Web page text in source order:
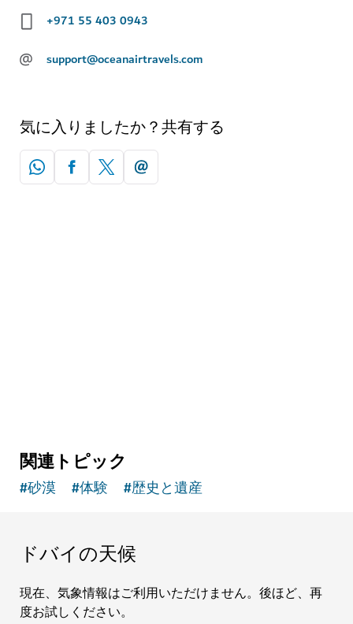
+971 55 403 0943
@ support@oceanairtravels.com
気に入りましたか？共有する
関連トピック
#砂漠 #体験 #歴史と遺産
ドバイの天候
現在、気象情報はご利用いただけません。後ほど、再
度お試しください。